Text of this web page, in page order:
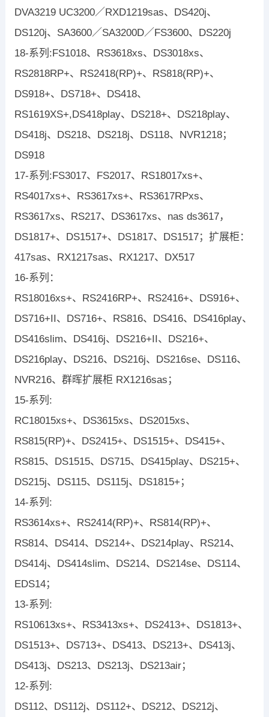
DVA3219 UC3200／RXD1219sas、DS420j、
DS120j、SA3600／SA3200D／FS3600、DS220j
18-系列:FS1018、RS3618xs、DS3018xs、
RS2818RP+、RS2418(RP)+、RS818(RP)+、
DS918+、DS718+、DS418、
RS1619XS+,DS418play、DS218+、DS218play、
DS418j、DS218、DS218j、DS118、NVR1218；
DS918
17-系列:FS3017、FS2017、RS18017xs+、
RS4017xs+、RS3617xs+、RS3617RPxs、
RS3617xs、RS217、DS3617xs、nas ds3617，
DS1817+、DS1517+、DS1817、DS1517；扩展柜：
417sas、RX1217sas、RX1217、DX517
16-系列：
RS18016xs+、RS2416RP+、RS2416+、DS916+、
DS716+II、DS716+、RS816、DS416、DS416play、
DS416slim、DS416j、DS216+II、DS216+、
DS216play、DS216、DS216j、DS216se、DS116、
NVR216、群晖扩展柜 RX1216sas；
15-系列:
RC18015xs+、DS3615xs、DS2015xs、
RS815(RP)+、DS2415+、DS1515+、DS415+、
RS815、DS1515、DS715、DS415play、DS215+、
DS215j、DS115、DS115j、DS1815+；
14-系列:
RS3614xs+、RS2414(RP)+、RS814(RP)+、
RS814、DS414、DS214+、DS214play、RS214、
DS414j、DS414slim、DS214、DS214se、DS114、
EDS14；
13-系列:
RS10613xs+、RS3413xs+、DS2413+、DS1813+、
DS1513+、DS713+、DS413、DS213+、DS413j、
DS413j、DS213、DS213j、DS213air；
12-系列:
DS112、DS112j、DS112+、DS212、DS212j、